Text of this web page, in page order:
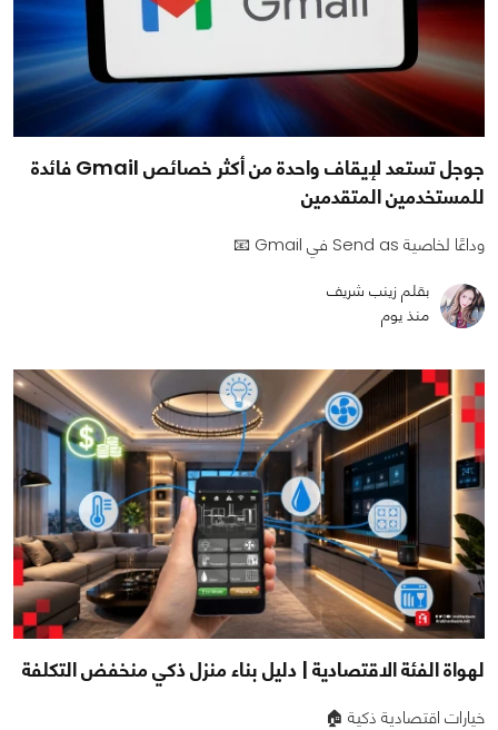
جوجل تستعد لإيقاف واحدة من أكثر خصائص Gmail فائدة
للمستخدمين المتقدمين
وداعًا لخاصية Send as في Gmail 📧
بقلم زينب شريف
منذ يوم
لهواة الفئة الاقتصادية | دليل بناء منزل ذكي منخفض التكلفة
خيارات اقتصادية ذكية 🏠